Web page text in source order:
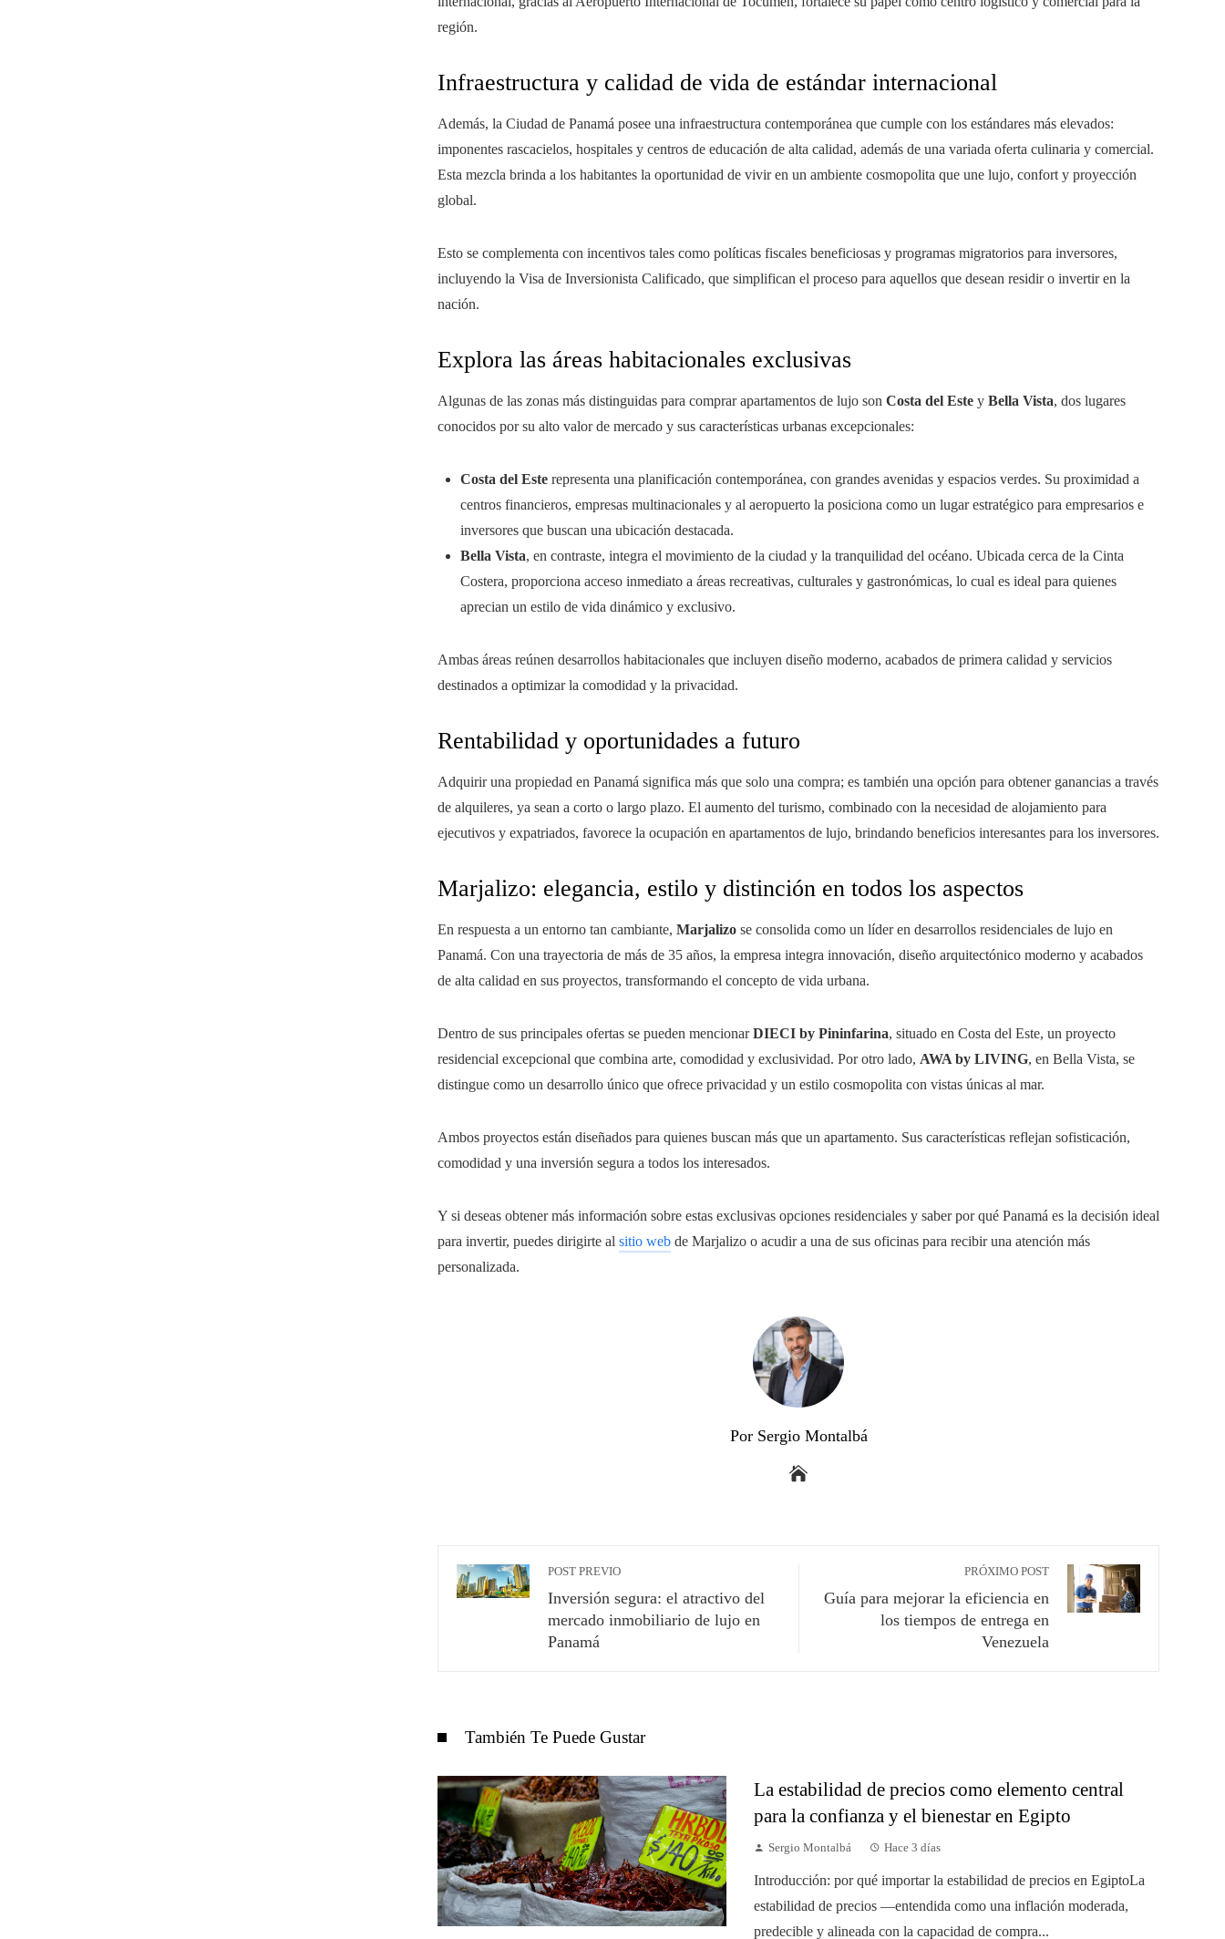
región.
Infraestructura y calidad de vida de estándar internacional
Además, la Ciudad de Panamá posee una infraestructura contemporánea que cumple con los estándares más elevados:
imponentes rascacielos, hospitales y centros de educación de alta calidad, además de una variada oferta culinaria y comercial.
Esta mezcla brinda a los habitantes la oportunidad de vivir en un ambiente cosmopolita que une lujo, confort y proyección
global.
Esto se complementa con incentivos tales como políticas fiscales beneficiosas y programas migratorios para inversores,
incluyendo la Visa de Inversionista Calificado, que simplifican el proceso para aquellos que desean residir o invertir en la
nación.
Explora las áreas habitacionales exclusivas
Algunas de las zonas más distinguidas para comprar apartamentos de lujo son Costa del Este y Bella Vista, dos lugares
conocidos por su alto valor de mercado y sus características urbanas excepcionales:
Costa del Este representa una planificación contemporánea, con grandes avenidas y espacios verdes. Su proximidad a
centros financieros, empresas multinacionales y al aeropuerto la posiciona como un lugar estratégico para empresarios e
inversores que buscan una ubicación destacada.
Bella Vista, en contraste, integra el movimiento de la ciudad y la tranquilidad del océano. Ubicada cerca de la Cinta
Costera, proporciona acceso inmediato a áreas recreativas, culturales y gastronómicas, lo cual es ideal para quienes
aprecian un estilo de vida dinámico y exclusivo.
Ambas áreas reúnen desarrollos habitacionales que incluyen diseño moderno, acabados de primera calidad y servicios
destinados a optimizar la comodidad y la privacidad.
Rentabilidad y oportunidades a futuro
Adquirir una propiedad en Panamá significa más que solo una compra; es también una opción para obtener ganancias a través
de alquileres, ya sean a corto o largo plazo. El aumento del turismo, combinado con la necesidad de alojamiento para
ejecutivos y expatriados, favorece la ocupación en apartamentos de lujo, brindando beneficios interesantes para los inversores.
Marjalizo: elegancia, estilo y distinción en todos los aspectos
En respuesta a un entorno tan cambiante, Marjalizo se consolida como un líder en desarrollos residenciales de lujo en
Panamá. Con una trayectoria de más de 35 años, la empresa integra innovación, diseño arquitectónico moderno y acabados
de alta calidad en sus proyectos, transformando el concepto de vida urbana.
Dentro de sus principales ofertas se pueden mencionarDIECI by Pininfarina, situado en Costa del Este, un proyecto
residencial excepcional que combina arte, comodidad y exclusividad. Por otro lado, AWA by LIVING, en Bella Vista, se
distingue como un desarrollo único que ofrece privacidad y un estilo cosmopolita con vistas únicas al mar.
Ambos proyectos están diseñados para quienes buscan más que un apartamento. Sus características reflejan sofisticación,
comodidad y una inversión segura a todos los interesados.
Y si deseas obtener más información sobre estas exclusivas opciones residenciales y saber por qué Panamá es la decisión ideal
para invertir, puedes dirigirte al sitio web de Marjalizo o acudir a una de sus oficinas para recibir una atención más
personalizada.
Por Sergio Montalbá
POST PREVIO
Inversión segura: el atractivo del
mercado inmobiliario de lujo en
Panamá
PRÓXIMO POST
Guía para mejorar la eficiencia en
los tiempos de entrega en
Venezuela
También Te Puede Gustar
La estabilidad de precios como elemento central
para la confianza y el bienestar en Egipto
Sergio Montalbá Hace 3 días
Introducción: por qué importar la estabilidad de precios en EgiptoLa
estabilidad de precios —entendida como una inflación moderada,
predecible y alineada con la capacidad de compra...